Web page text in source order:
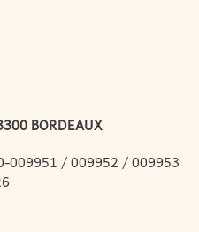
BORDEAUX
009951 / 009952 / 009953